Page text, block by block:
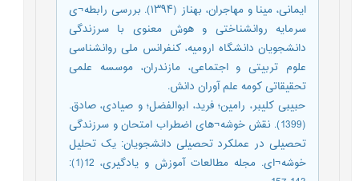
ایمانی، مینا و مهاجران، بهناز (۱۳۹۴). بررسی رابطه¬ی
سرمایه روانشناختی و هوش معنوی با سرزندگی
دانشجویان دانشگاه ارومیه، کنفرانس ملی روانشناسی
علوم تربیتی و اجتماعی، مازندران، موسسه علمی
تحقیقاتی کومه علم آوران دانش.
حبیبی کلیبر، رامین؛ فرید، ابوالفضل؛ و صیادی، صادق.
(1399). نقش خوشه¬های اضطراب امتحان و سرزندگی
تحصیلی در عملکرد تحصیلی دانشجویان: یک تحلیل
خوشه¬ای. مجله مطالعات آموزش و یادگیری، 12(1):